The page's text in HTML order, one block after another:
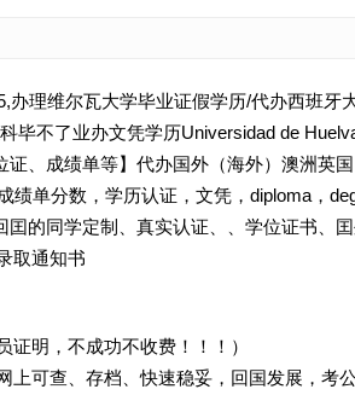
办理维尔瓦大学毕业证假学历/代办西班牙
毕不了业办文凭学历Universidad de
证、成绩单等】代办国外（海外）澳洲英
绩单分数，学历认证，文凭，diploma，
囯的同学定制、真实认证、、学位证书、
取通知书
证明，不成功不收费！！！）
可查、存档、快速稳妥，回国发展，考